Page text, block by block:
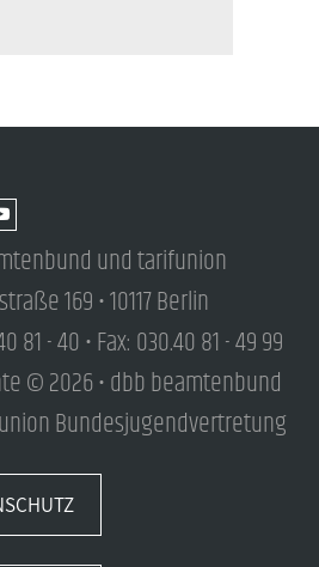
und tarifunion
169 • 10117 Berlin
81 - 40 • Fax: 030.40 81 - 49 99
© 2026 • dbb beamtenbund
Bundesjugendvertretung